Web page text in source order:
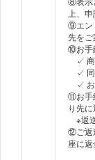
上、申
⑨エン
先をご
⑩お手
✓ 商
✓ 同
✓ お
⑪お手
り先に
※返
⑫ご返
座に返